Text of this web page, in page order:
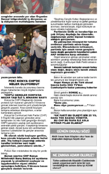
Sinop
Sivas
Tekirdağ
Tokat
Trabzon
Tunceli
Şanlıurfa
Uşak
Van